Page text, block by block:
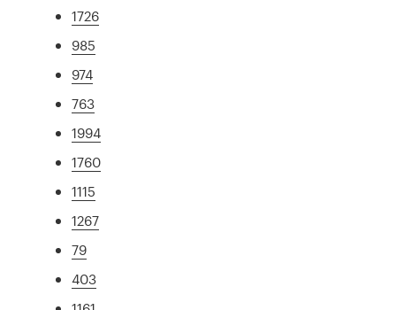
1726
985
974
763
1994
1760
1115
1267
79
403